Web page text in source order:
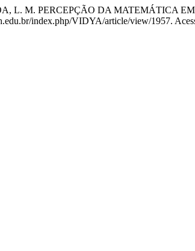
L. M. PERCEPÇÃO DA MATEMÁTICA
index.php/VIDYA/article/view/1957.